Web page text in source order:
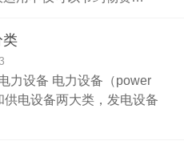
类
力设备 电力设备（power
电设备两大类，发电设备